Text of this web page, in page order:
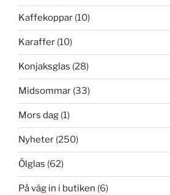
Kaffekoppar (10)
Karaffer (10)
Konjaksglas (28)
Midsommar (33)
Mors dag (1)
Nyheter (250)
Ölglas (62)
På väg in i butiken (6)